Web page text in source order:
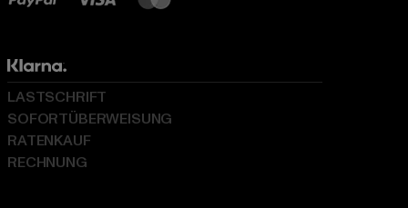
LASTSCHRIFT
SOFORTÜBERWEISUNG
RATENKAUF
RECHNUNG